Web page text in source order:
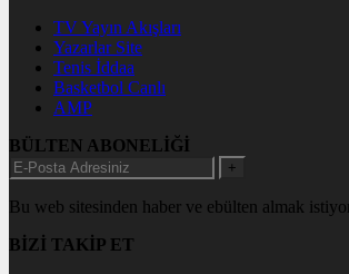
TV Yayın Akışları
Yazarlar Site
Tenis İddaa
Basketbol Canlı
AMP
BÜLTEN ABONELİĞİ
+
Bu web sitesinden haber ve ebülten almak
BİZİ TAKİP ET